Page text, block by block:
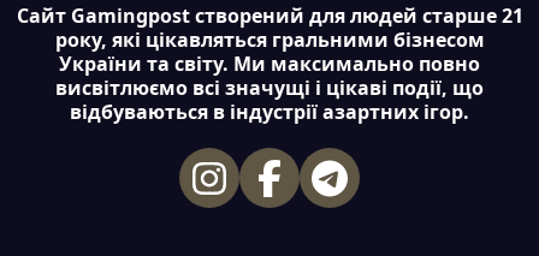
Сайт Gamingpost створений для людей старше 21
року, які цікавляться гральними бізнесом
України та світу. Ми максимально повно
висвітлюємо всі значущі і цікаві події, що
відбуваються в індустрії азартних ігор.